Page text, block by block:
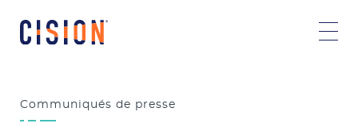
Communiqués de presse